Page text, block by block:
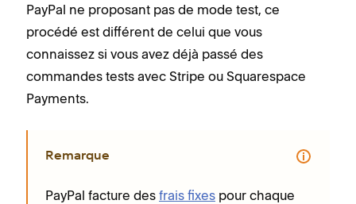
PayPal ne proposant pas de mode test, ce
procédé est différent de celui que vous
connaissez si vous avez déjà passé des
commandes tests avec Stripe ou Squarespace
Payments.
Remarque
PayPal facture des frais fixes pour chaque